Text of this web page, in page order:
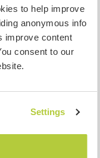
to help improve
anonymous info
improve content
consent to our
Settings